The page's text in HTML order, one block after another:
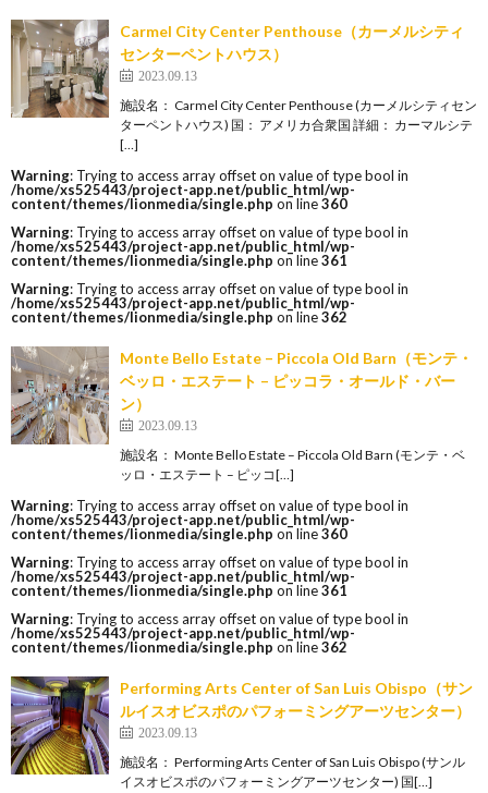
Carmel City Center Penthouse（カーメルシティ
センターペントハウス）
2023.09.13
施設名： Carmel City Center Penthouse (カーメルシティセン
ターペントハウス) 国： アメリカ合衆国 詳細： カーマルシテ
[…]
Warning: Trying to access array offset on value of type bool in
/home/xs525443/project-app.net/public_html/wp-
content/themes/lionmedia/single.php on line360
Warning: Trying to access array offset on value of type bool in
/home/xs525443/project-app.net/public_html/wp-
content/themes/lionmedia/single.php on line361
Warning: Trying to access array offset on value of type bool in
/home/xs525443/project-app.net/public_html/wp-
content/themes/lionmedia/single.php on line362
Monte Bello Estate – Piccola Old Barn（モンテ・
ベッロ・エステート – ピッコラ・オールド・バー
ン）
2023.09.13
施設名： Monte Bello Estate – Piccola Old Barn (モンテ・ベ
ッロ・エステート – ピッコ[…]
Warning: Trying to access array offset on value of type bool in
/home/xs525443/project-app.net/public_html/wp-
content/themes/lionmedia/single.php on line360
Warning: Trying to access array offset on value of type bool in
/home/xs525443/project-app.net/public_html/wp-
content/themes/lionmedia/single.php on line361
Warning: Trying to access array offset on value of type bool in
/home/xs525443/project-app.net/public_html/wp-
content/themes/lionmedia/single.php on line362
Performing Arts Center of San Luis Obispo（サン
ルイスオビスポのパフォーミングアーツセンター）
2023.09.13
施設名： Performing Arts Center of San Luis Obispo (サンル
イスオビスポのパフォーミングアーツセンター) 国[…]